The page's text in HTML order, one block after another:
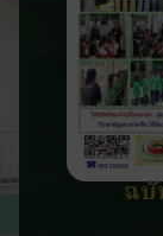
ฉบั